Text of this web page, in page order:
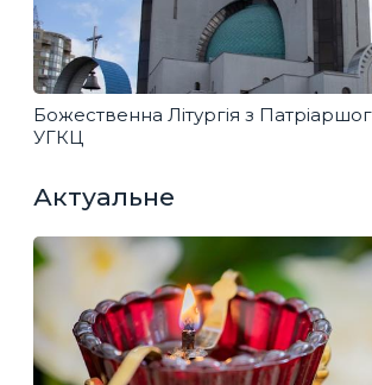
Божественна Літургія з
УГКЦ
Актуальне